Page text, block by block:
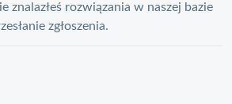
znalazłeś rozwiązania w naszej bazie
zgłoszenia.